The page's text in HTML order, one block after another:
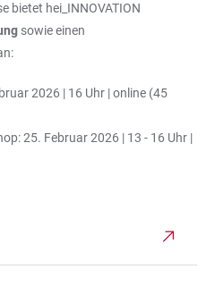
bietet hei_INNOVATION
sowie einen
2026 | 16 Uhr | online (45
25. Februar 2026 | 13 - 16 Uhr |